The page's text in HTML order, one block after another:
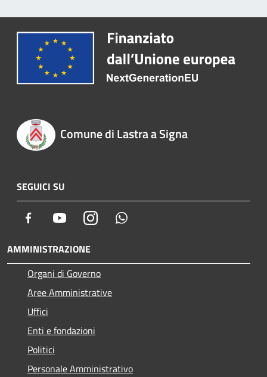
Comune di Lastra a Signa
SEGUICI SU
Facebook YoutubeInstagram
AMMINISTRAZIONE
Organi di Governo
Aree Amministrative
Uffici
Enti e fondazioni
Politici
Personale Amministrativo